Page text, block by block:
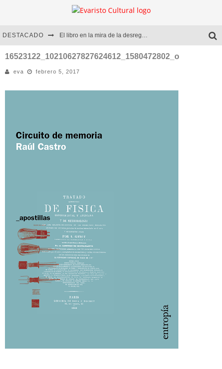
DESTACADO El libro en la mira de la desregulación
Marcelo Rubio | El llovedor
Diego Meret | Hotel Acapulco
16523122_10210627827624612_1580472802_o
eva febrero 5, 2017